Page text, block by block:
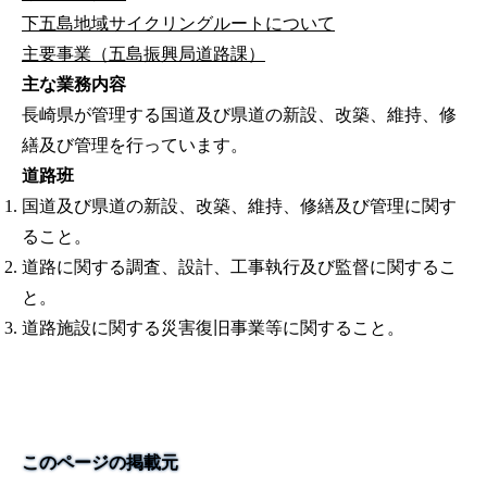
下五島地域サイクリングルートについて
主要事業（五島振興局道路課）
主な業務内容
長崎県が管理する国道及び県道の新設、改築、維持、修
繕及び管理を行っています。
道路班
国道及び県道の新設、改築、維持、修繕及び管理に関す
ること。
道路に関する調査、設計、工事執行及び監督に関するこ
と。
道路施設に関する災害復旧事業等に関すること。
このページの掲載元